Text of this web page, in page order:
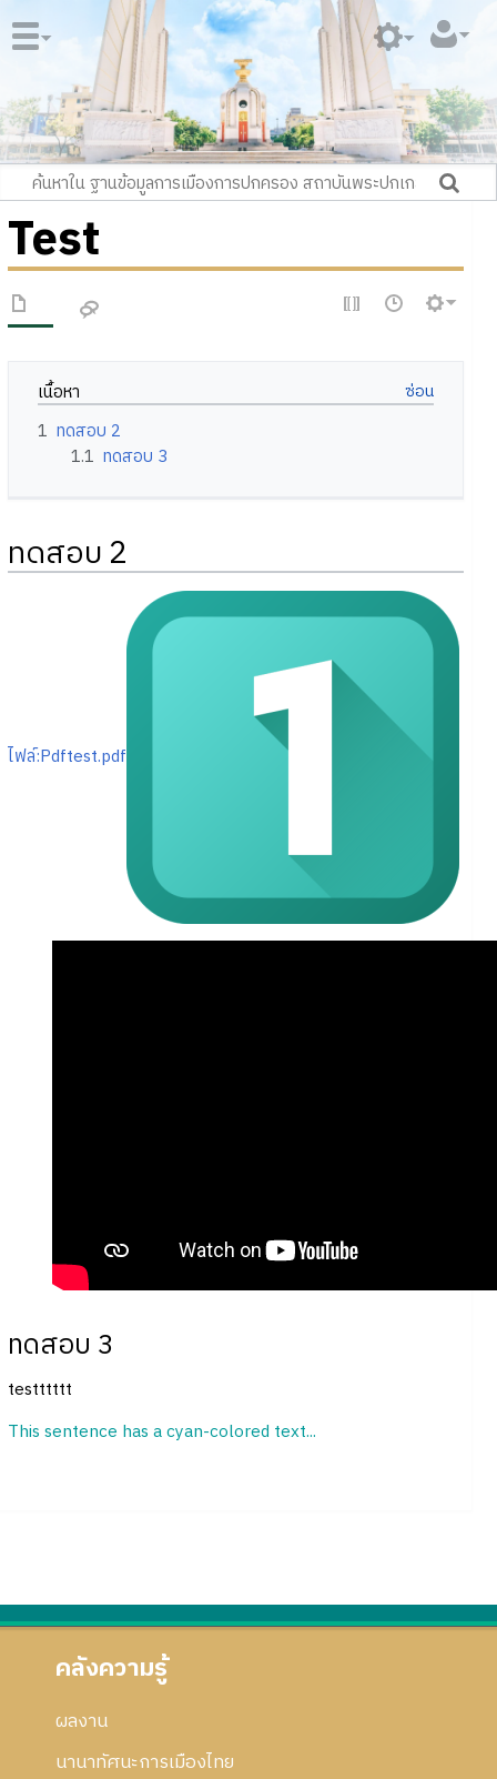
Test
เนื้อหา
1 ทดสอบ 2
1.1 ทดสอบ 3
ทดสอบ 2
ไฟล์:Pdftest.pdf
ทดสอบ 3
testttttt
This sentence has a cyan-colored text...
คลังความรู้
ผลงาน
นานาทัศนะการเมืองไทย